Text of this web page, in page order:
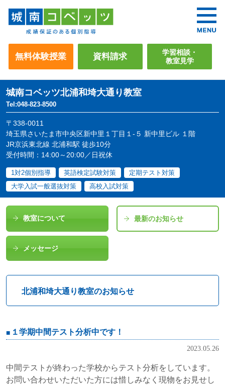
無料体験授業 資料請求
学習相談・
教室見学
城南コベッツ北浦和埼大通り教室
Tel:048-823-8500
〒338-0011
埼玉県さいたま市中央区新中里１丁目１-５ 新中里ビル １階
JR京浜東北線 北浦和駅 徒歩10分
受付時間：14:00～20:00／日祝休
1対2個別指導 英語検定試験対策
定期テスト対策
大学入試一般選抜対策
高校入試対策
教室について 最新のお知らせ
メッセージ
北浦和埼大通り教室のお知らせ
１学期中間テスト分析中です！
2023.05.26
中間テストが終わった学校からテスト分析をしています。
お問い合わせいただいた方には惜しみなく現物をお見せし